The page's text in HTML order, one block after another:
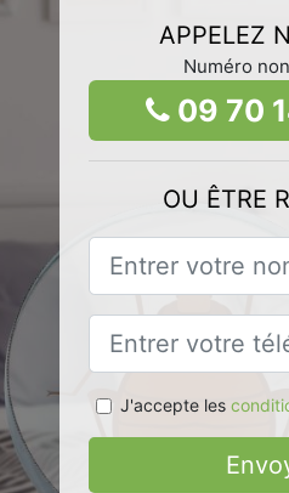
APPELEZ
Numéro
09 70
OU ÊTRE
J'accepte les